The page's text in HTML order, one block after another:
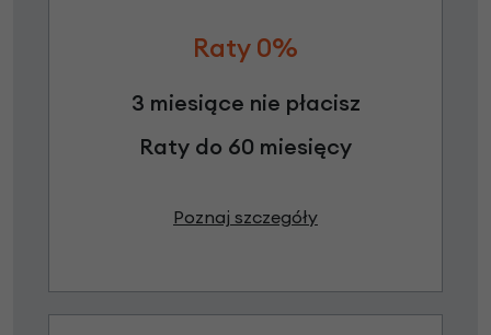
Raty 0%
3 miesiące nie płacisz
Raty do 60 miesięcy
Poznaj szczegóły